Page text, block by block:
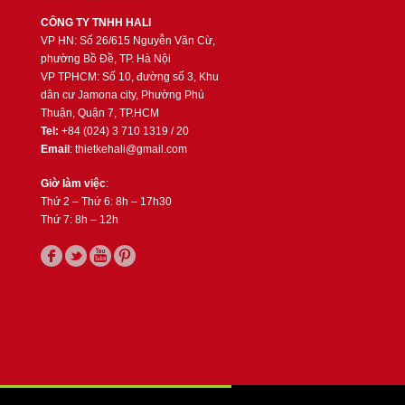
CÔNG TY TNHH HALI
VP HN: Số 26/615 Nguyễn Văn Cừ,
phường Bồ Đề, TP. Hà Nội
VP TPHCM: Số 10, đường số 3, Khu
dân cư Jamona city, Phường Phú
Thuận, Quận 7, TP.HCM
Tel: +84 (024) 3 710 1319 / 20
Email : thietkehali@gmail.com
Giờ làm việc:
Thứ 2 – Thứ 6: 8h – 17h30
Thứ 7: 8h – 12h